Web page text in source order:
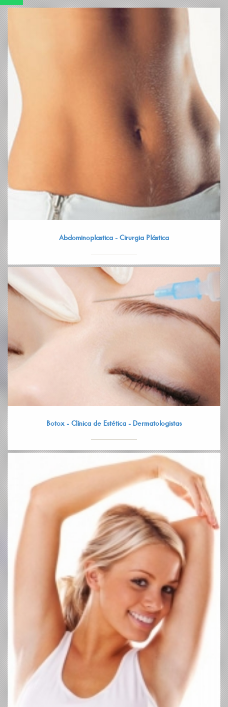
Abdominoplastica - Cirurgia Plástica
Botox - Clínica de Estética - Dermatologistas